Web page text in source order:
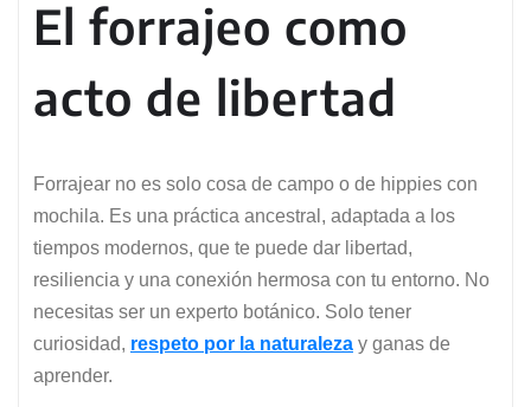
El forrajeo como
acto de libertad
Forrajear no es solo cosa de campo o de hippies con
mochila. Es una práctica ancestral, adaptada a los
tiempos modernos, que te puede dar libertad,
resiliencia y una conexión hermosa con tu entorno. No
necesitas ser un experto botánico. Solo tener
curiosidad, respeto por la naturaleza y ganas de
aprender.